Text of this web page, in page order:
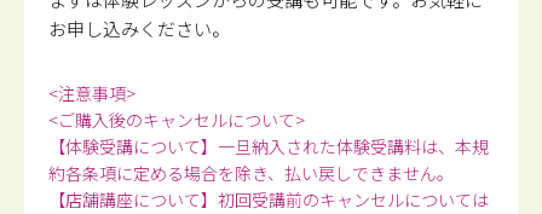
お申し込みください。
<注意事項>
<ご購入後のキャンセルについて>
【体験受講について】一旦納入された体験受講料は、本規
約各条項に定める場合を除き、払い戻しできません。
【店舗講座について】初回受講前のキャンセルについては